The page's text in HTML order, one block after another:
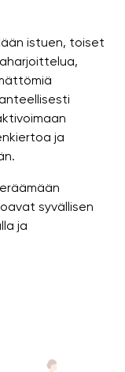
istuen, toiset
ja
syvällisen
ja